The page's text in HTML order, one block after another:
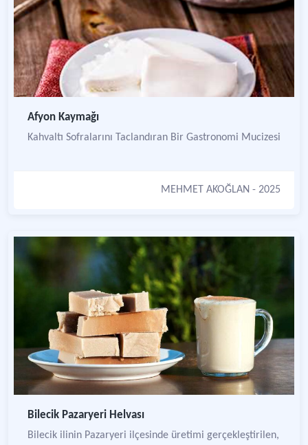
Afyon Kaymağı
Kahvaltı Sofralarını Taclandıran Bir Gastronomi Mucizesi
MEHMET AKOĞLAN - 2025
Bilecik Pazaryeri Helvası
Bilecik ilinin Pazaryeri ilçesinde üretimi gerçekleştirilen,